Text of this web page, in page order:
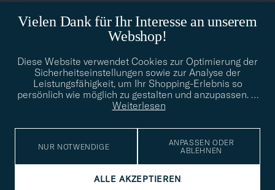
Vielen Dank für Ihr Interesse an unserem
Webshop!
Diese Website verwendet Cookies zur Optimierung der
Sicherheitseinstellungen sowie zur Analyse der
Leistungsfähigkeit, um Ihr Shopping-Erlebnis so
persönlich wie möglich zu gestalten und anzupassen. …
Weiterlesen
NUR NOTWENDIGE
ANPASSEN ODER
ABLEHNEN
ALLE AKZEPTIEREN
info@careofcarl.de
Benötigen Sie Hilfe bei der Suche nach Ihrem persönlichen Stil?
Wenden Sie sich an uns, wir helfen Ihnen gerne weiter!